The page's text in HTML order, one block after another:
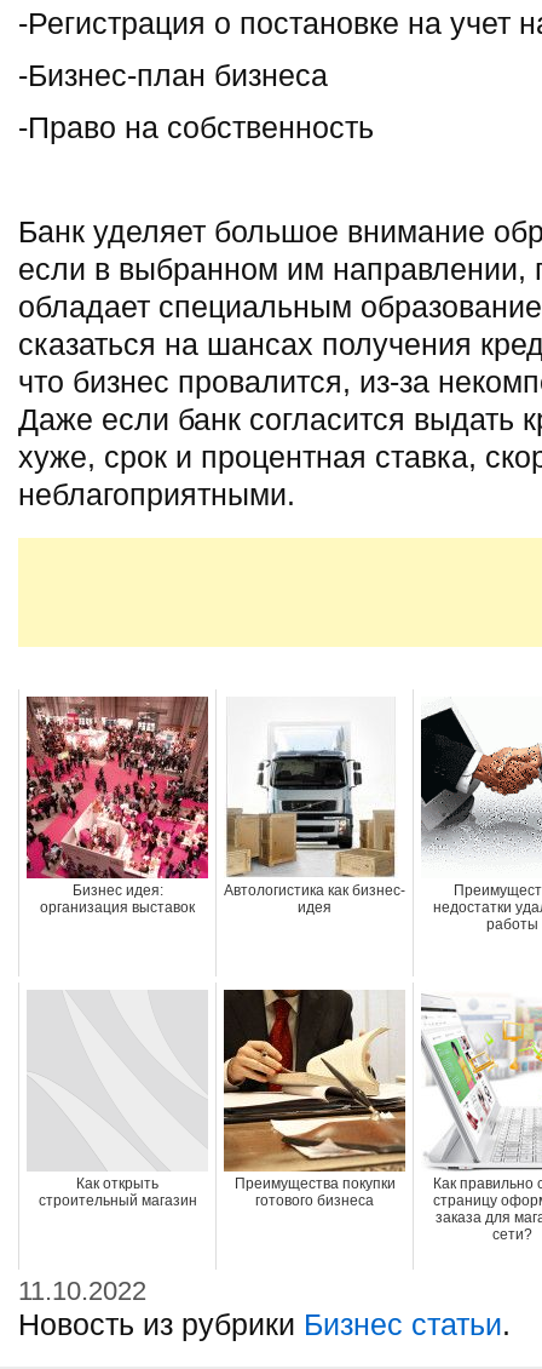
-Регистрация о постановке на учет
-Бизнес-план бизнеса
-Право на собственность
Банк уделяет большое внимание
если в выбранном им направлении,
обладает специальным
сказаться на шансах получения
что бизнес провалится, из-за
Даже если банк согласится выдать
хуже, срок и процентная ставка,
неблагоприятными.
Бизнес идея:
организация выставок
Автологистика как бизнес-
идея
недостатки
работы
Как открыть
строительный магазин
Преимущества покупки
готового бизнеса
Как правильно
страницу
заказа для
сети?
11.10.2022
Новость из рубрики Бизнес статьи.